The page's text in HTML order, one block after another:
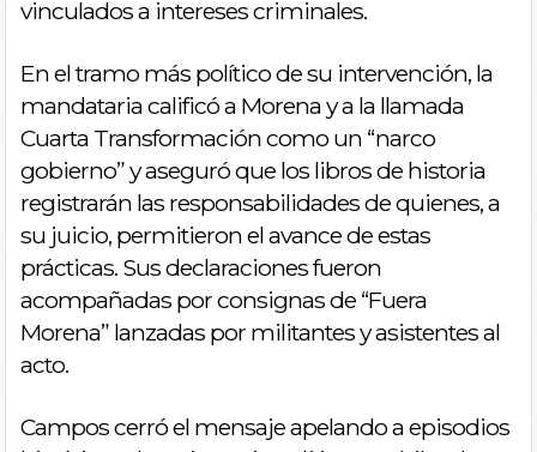
vinculados a intereses criminales.
En el tramo más político de su intervención, la
mandataria calificó a Morena y a la llamada
Cuarta Transformación como un “narco
gobierno” y aseguró que los libros de historia
registrarán las responsabilidades de quienes, a
su juicio, permitieron el avance de estas
prácticas. Sus declaraciones fueron
acompañadas por consignas de “Fuera
Morena” lanzadas por militantes y asistentes al
acto.
Campos cerró el mensaje apelando a episodios